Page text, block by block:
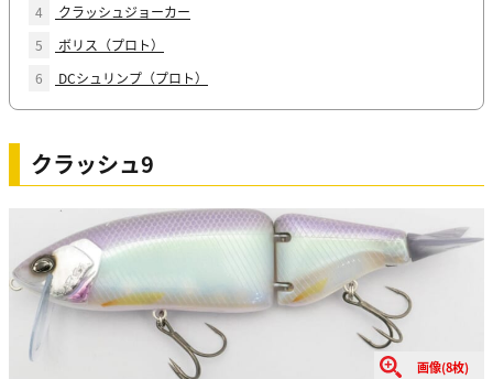
4
クラッシュジョーカー
5
ボリス（プロト）
6
DCシュリンプ（プロト）
クラッシュ9
画像(8枚)